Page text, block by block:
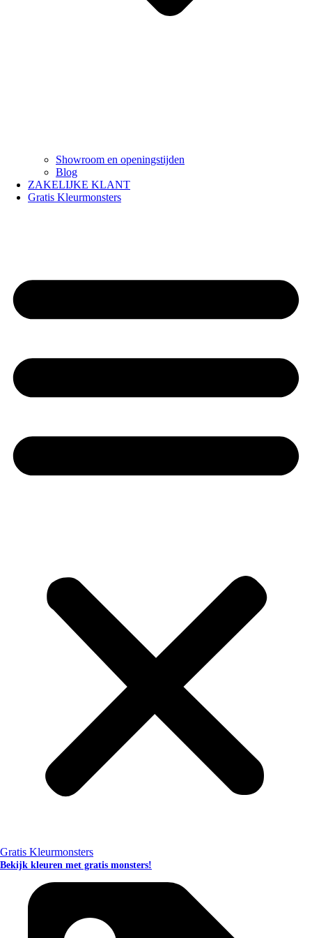
Showroom en openingstijden
Blog
ZAKELIJKE KLANT
Gratis Kleurmonsters
Gratis Kleurmonsters
Bekijk kleuren met gratis monsters!